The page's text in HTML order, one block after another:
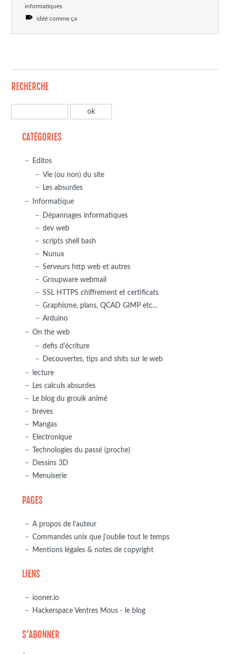
informatiques
idéé comme ça
RECHERCHE
CATÉGORIES
Editos
Vie (ou non) du site
Les absurdes
Informatique
Dépannages informatiques
dev web
scripts shell bash
Nunux
Serveurs http web et autres
Groupware webmail
SSL HTTPS chiffrement et certificats
Graphisme, plans, QCAD GIMP etc...
Arduino
On the web
defis d'écriture
Decouvertes, tips and shits sur le web
lecture
Les calculs absurdes
Le blog du grouik animé
breves
Mangas
Electronique
Technologies du passé (proche)
Dessins 3D
Menuiserie
PAGES
A propos de l'auteur
Commandes unix que j'oublie tout le temps
Mentions légales & notes de copyright
LIENS
iooner.io
Hackerspace Ventres Mous - le blog
S'ABONNER